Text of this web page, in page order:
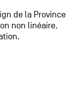
de la Province
non linéaire.